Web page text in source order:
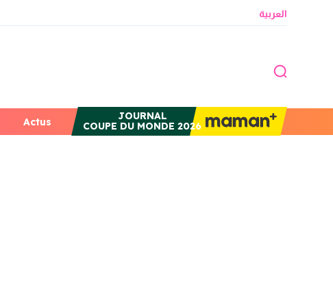
العربية
Actus
JOURNAL
COUPE DU MONDE 2026